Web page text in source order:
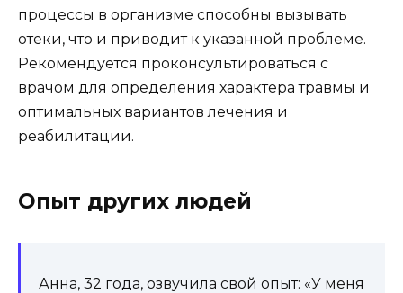
процессы в организме способны вызывать
отеки, что и приводит к указанной проблеме.
Рекомендуется проконсультироваться с
врачом для определения характера травмы и
оптимальных вариантов лечения и
реабилитации.
Опыт других людей
Анна, 32 года, озвучила свой опыт: «У меня